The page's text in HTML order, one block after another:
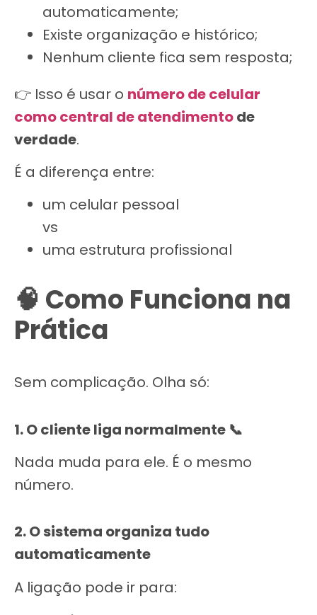
automaticamente;
Existe organização e histórico;
Nenhum cliente fica sem resposta;
👉 Isso é usar o número de celular
como central de atendimentode
verdade.
É a diferença entre:
um celular pessoal
vs
uma estrutura profissional
🧠 Como Funciona na
Prática
Sem complicação. Olha só:
1. O cliente liga normalmente 📞
Nada muda para ele. É o mesmo
número.
2. O sistema organiza tudo
automaticamente
A ligação pode ir para: